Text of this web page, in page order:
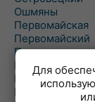
Ошмяны
Первомайская
Первомайский
Пески
Петревичи
Погородно
Пограничный
Для